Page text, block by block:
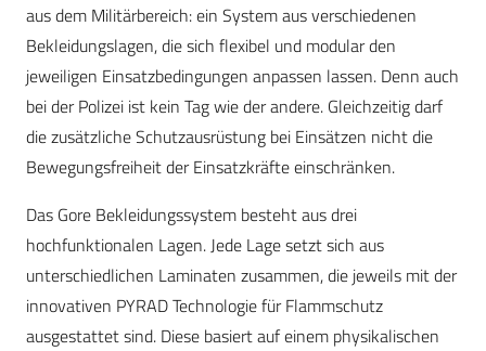
aus dem Militärbereich: ein System aus verschiedenen
Bekleidungslagen, die sich flexibel und modular den
jeweiligen Einsatzbedingungen anpassen lassen. Denn auch
bei der Polizei ist kein Tag wie der andere. Gleichzeitig darf
die zusätzliche Schutzausrüstung bei Einsätzen nicht die
Bewegungsfreiheit der Einsatzkräfte einschränken.
Das Gore Bekleidungssystem besteht aus drei
hochfunktionalen Lagen. Jede Lage setzt sich aus
unterschiedlichen Laminaten zusammen, die jeweils mit der
innovativen PYRAD Technologie für Flammschutz
ausgestattet sind. Diese basiert auf einem physikalischen